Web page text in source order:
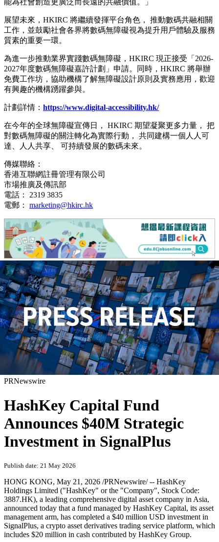
能為社會創造更廣泛而長遠的共融價值。」
展望未來，HKIRC 將繼續發揮平台角色， 推動數碼共融相關
工作，並鼓勵社會各界將數碼無障礙視為提升用戶體驗及服務
質素的重要一環。
為進一步推動業界實踐數碼無障礙，HKIRC 現正接受「2026-
2027年度數碼無障礙嘉許計劃」申請。同時，HKIRC 將舉辦
免費工作坊，協助機構了解無障礙設計原則及實務應用，歡迎
有興趣的機構踴躍參與。
計劃詳情： https://www.digital-accessibility.hk/
在今年的全球無障礙宣傳日， HKIRC 期望凝聚更多力量， 把
對數碼無障礙的關注轉化為實際行動， 共同建構一個人人可
達、人人共享、 可持續發展的數碼未來。
傳媒聯絡：
香港互聯網註冊管理有限公司
市場推廣及傳訊部
電話： 2319 3835
電郵： marketing@hkirc.hk
PRNewswire
HashKey Capital Fund
Announces $40M Strategic
Investment in SignalPlus
Publish date: 21 May 2026
HONG KONG, May 21, 2026 /PRNewswire/ -- HashKey
Holdings Limited ("HashKey" or the "Company", Stock Code:
3887.HK), a leading comprehensive digital asset company in Asia,
announced today that a fund managed by HashKey Capital, its asset
management arm, has completed a $40 million USD investment in
SignalPlus, a crypto asset derivatives trading service platform, which
includes $20 million in cash contributed by HashKey Group.